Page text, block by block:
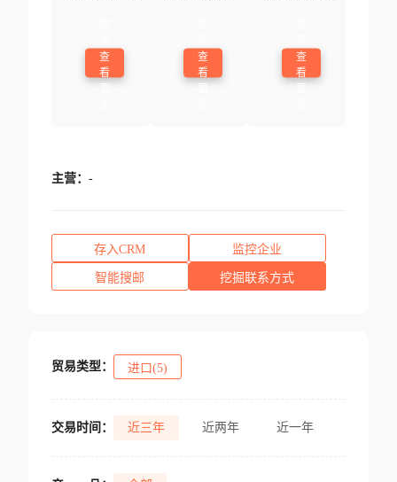
查
看
查
看
查
看
主营： -
存入CRM 监控企业
智能搜邮 挖掘联系方式
贸易类型： 进口(5)
交易时间： 近三年 近两年 近一年